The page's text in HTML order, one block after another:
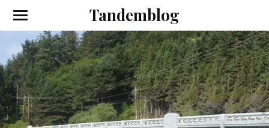
Tandemblog